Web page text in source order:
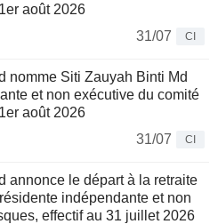
août 2026
31/07
CI
nomme Siti Zauyah Binti Md
et non exécutive du comité
août 2026
31/07
CI
annonce le départ à la retraite
indépendante et non
effectif au 31 juillet 2026